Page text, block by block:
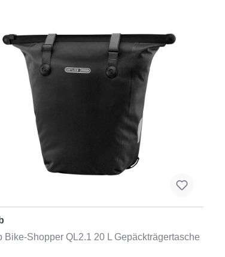
Bike-Shopper QL2.1 20 L Gepäckträgertasche